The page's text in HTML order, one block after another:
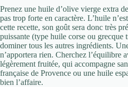
Prenez une huile d’olive vierge extra
pas trop forte en caractère. L’huile
cette recette, son goût sera donc très
puissante (type huile corse ou grecque
dominer tous les autres ingrédients.
n’apportera rien. Cherchez l’équilibre
légèrement fruitée, qui accompagne
française de Provence ou une huile
bien l’affaire.